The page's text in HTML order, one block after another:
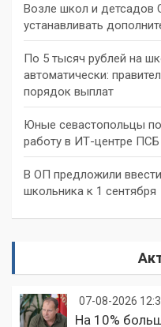
Возле школ и детсадов
устанавливать
По 5 тысяч рублей на
автоматически:
порядок выплат
Юные севастопольцы
работу в ИТ-центре ПСБ
В ОП предложили
школьника к 1 сентября
07-08-2026
На 10%